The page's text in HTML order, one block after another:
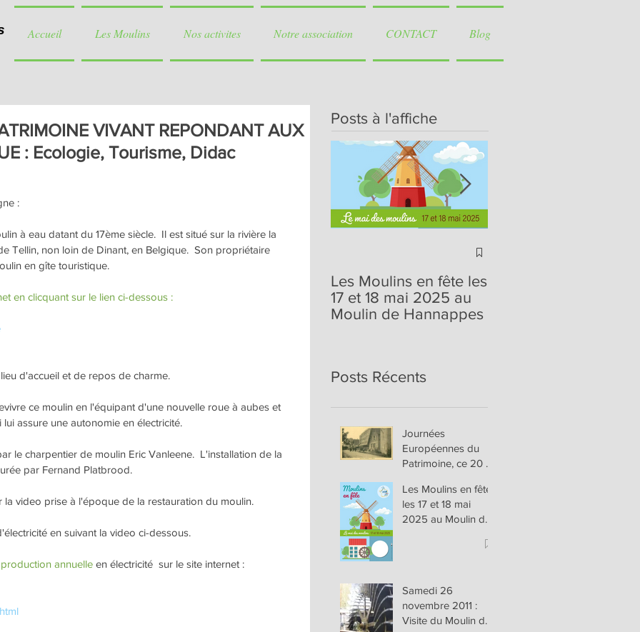
Accueil Les Moulins Nos activites Notre association CONTACT Blog
VIVANT REPONDANT AUX
: Ecologie, Tourisme, Didac
:
à eau datant du 17ème siècle.  Il est situé sur la rivière la
Tellin, non loin de Dinant, en Belgique.  Son propriétaire
en gîte touristique.
en clicquant sur le lien ci-dessous :
d'accueil et de repos de charme.
ce moulin en l'équipant d'une nouvelle roue à aubes et
assure une autonomie en électricité.
le charpentier de moulin Eric Vanleene.  L'installation de la
par Fernand Platbrood.
video prise à l'époque de la restauration du moulin.
en suivant la video ci-dessous.
annuelle en électricité  sur le site internet :
Posts à l'affiche
Les Moulins en fête les
17 et 18 mai 2025 au
Moulin de Hannappes
Posts Récents
Journées
Européennes du
Patrimoine, ce 20 et
Les Moulins en fête
les 17 et 18 mai
2025 au Moulin de
Samedi 26
novembre 2011 :
Visite du Moulin de